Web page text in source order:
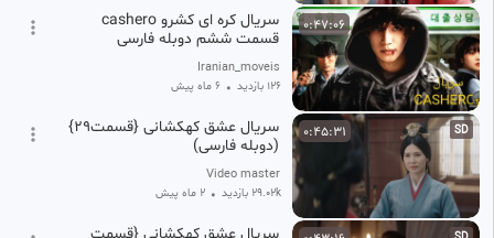
0:47:06
سریال کره ای کشرو cashero
قسمت ششم دوبله فارسی
Iranian_moveis
126 بازدید • 6 ماه پیش
SD
0:45:31
سریال عشق کهکشانی {قسمت29}
(دوبله فارسی)
Video master
29.02k بازدید • 2 ماه پیش